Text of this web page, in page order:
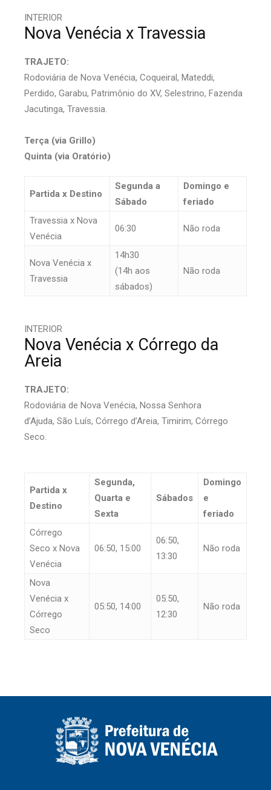
INTERIOR
Nova Venécia x Travessia
TRAJETO:
Rodoviária de Nova Venécia, Coqueiral, Mateddi,
Perdido, Garabu, Patrimônio do XV, Selestrino, Fazenda
Jacutinga, Travessia.
Terça (via Grillo)
Quinta (via Oratório)
Partida x Destino
Segunda a
Sábado
Domingo e
feriado
Travessia x Nova
Venécia
06:30 Não roda
Nova Venécia x
Travessia
14h30
(14h aos
sábados)
Não roda
INTERIOR
Nova Venécia x Córrego da
Areia
TRAJETO:
Rodoviária de Nova Venécia, Nossa Senhora
d’Ajuda, São Luís, Córrego d’Areia, Timirim, Córrego
Seco.
Partida x
Destino
Segunda,
Quarta e
Sexta
Sábados
Domingo
e
feriado
Córrego
Seco x Nova
Venécia
06:50, 15:00
06:50,
13:30
Não roda
Nova
Venécia x
Córrego
Seco
05:50, 14:00
05:50,
12:30
Não roda